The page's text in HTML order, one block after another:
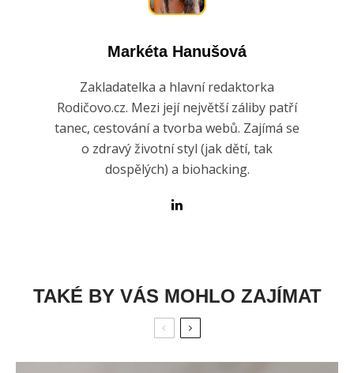
Markéta Hanušová
Zakladatelka a hlavní redaktorka
Rodičovo.cz. Mezi její největší záliby patří
tanec, cestování a tvorba webů. Zajímá se
o zdravý životní styl (jak dětí, tak
dospělých) a biohacking.
TAKÉ BY VÁS MOHLO ZAJÍMAT